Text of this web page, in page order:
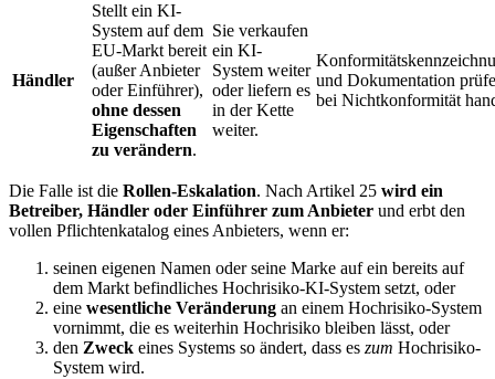
Händler
Stellt ein KI-
System auf dem
EU-Markt bereit
(außer Anbieter
oder Einführer),
ohne dessen
Eigenschaften
zu verändern.
Sie verkaufen
ein KI-
System weiter
oder liefern es
in der Kette
weiter.
und Dokumentation
bei Nichtkonformität
Die Falle ist die Rollen-Eskalation. Nach Artikel 25 wird ein
Betreiber, Händler oder Einführer zum Anbieter und erbt den
vollen Pflichtenkatalog eines Anbieters, wenn er:
seinen eigenen Namen oder seine Marke auf ein bereits auf
dem Markt befindliches Hochrisiko-KI-System setzt, oder
eine wesentliche Veränderung an einem Hochrisiko-System
vornimmt, die es weiterhin Hochrisiko bleiben lässt, oder
den Zweck eines Systems so ändert, dass es zum Hochrisiko-
System wird.